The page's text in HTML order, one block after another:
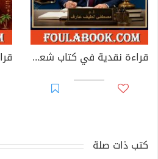
قراءة نقدية في كتاب شعراء الحداثة في مدينة الناصرية
كتب ذات صلة